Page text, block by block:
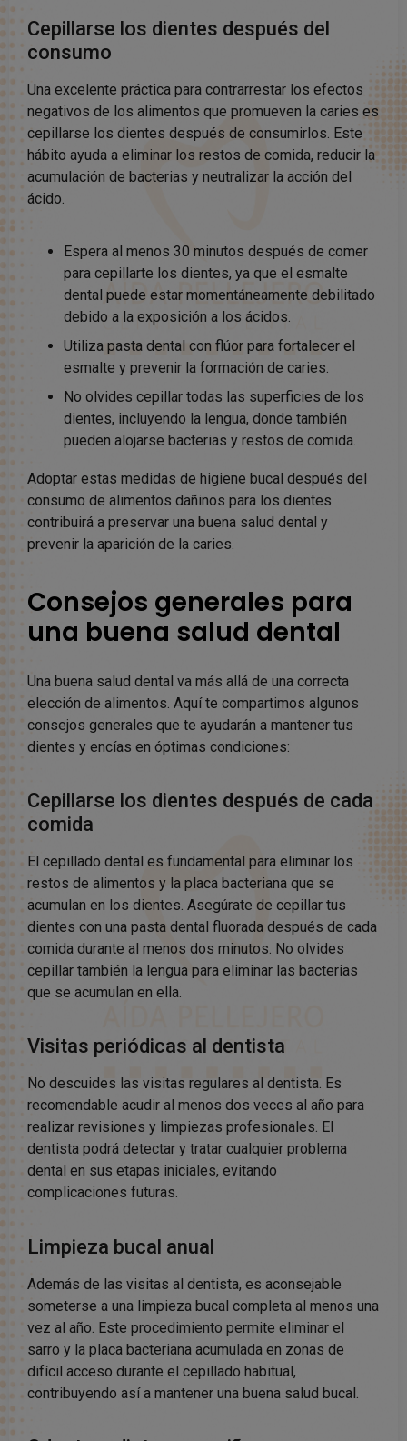
Cepillarse los dientes después del
consumo
Una excelente práctica para contrarrestar los efectos
negativos de los alimentos que promueven la caries es
cepillarse los dientes después de consumirlos. Este
hábito ayuda a eliminar los restos de comida, reducir la
acumulación de bacterias y neutralizar la acción del
ácido.
Espera al menos 30 minutos después de comer
para cepillarte los dientes, ya que el esmalte
dental puede estar momentáneamente debilitado
debido a la exposición a los ácidos.
Utiliza pasta dental con flúor para fortalecer el
esmalte y prevenir la formación de caries.
No olvides cepillar todas las superficies de los
dientes, incluyendo la lengua, donde también
pueden alojarse bacterias y restos de comida.
Adoptar estas medidas de higiene bucal después del
consumo de alimentos dañinos para los dientes
contribuirá a preservar una buena salud dental y
prevenir la aparición de la caries.
Consejos generales para
una buena salud dental
Una buena salud dental va más allá de una correcta
elección de alimentos. Aquí te compartimos algunos
consejos generales que te ayudarán a mantener tus
dientes y encías en óptimas condiciones:
Cepillarse los dientes después de cada
comida
El cepillado dental es fundamental para eliminar los
restos de alimentos y la placa bacteriana que se
acumulan en los dientes. Asegúrate de cepillar tus
dientes con una pasta dental fluorada después de cada
comida durante al menos dos minutos. No olvides
cepillar también la lengua para eliminar las bacterias
que se acumulan en ella.
Visitas periódicas al dentista
No descuides las visitas regulares al dentista. Es
recomendable acudir al menos dos veces al año para
realizar revisiones y limpiezas profesionales. El
dentista podrá detectar y tratar cualquier problema
dental en sus etapas iniciales, evitando
complicaciones futuras.
Limpieza bucal anual
Además de las visitas al dentista, es aconsejable
someterse a una limpieza bucal completa al menos una
vez al año. Este procedimiento permite eliminar el
sarro y la placa bacteriana acumulada en zonas de
difícil acceso durante el cepillado habitual,
contribuyendo así a mantener una buena salud bucal.